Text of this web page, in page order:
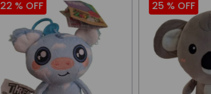
22 % OFF 25 % OFF